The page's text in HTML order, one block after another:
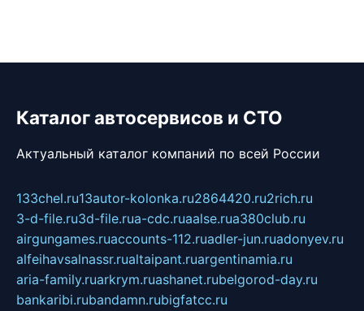
Каталог автосервисов и СТО
Актуальный каталог компаний по всей России
133chel.ru13autor-kolonka.ru2864420.ru2rich.ru
3-d-file.ru3d-file.rua-cdc.ruaalse.rua380club.ru
airgungames.ruaccounts-112.ruadler-jun.ruadonyev.ru
alfeihavsalnassr.rualtaipant.ruargentinamia.ru
aria-family.ruarkrym.ruashanet.rubelgorod-day.ru
bankaribi.rubandamn.rubigfatcc.ru